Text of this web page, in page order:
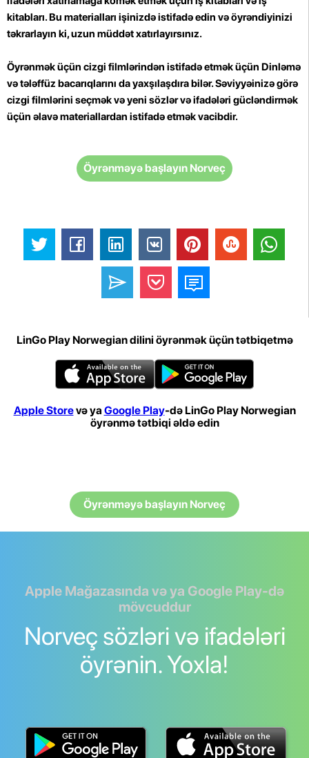
kitabları. Bu materialları işinizdə istifadə edin və öyrəndiyinizi
təkrarlayın ki, uzun müddət xatırlayırsınız.
Öyrənmək üçün cizgi filmlərindən istifadə etmək üçün Dinləmə
və tələffüz bacarıqlarını da yaxşılaşdıra bilər. Səviyyəinizə görə
cizgi filmlərini seçmək və yeni sözlər və ifadələri gücləndirmək
üçün əlavə materiallardan istifadə etmək vacibdir.
Öyrənməyə başlayın Norveç
LinGo Play Norwegian dilini öyrənmək üçün tətbiqetmə
Apple Storevə ya Google Play-də LinGo Play Norwegian
öyrənmə tətbiqi əldə edin
Öyrənməyə başlayın Norveç
Apple Mağazasında və ya Google Play-də
mövcuddur
Norveç sözləri və ifadələri
öyrənin. Yoxla!